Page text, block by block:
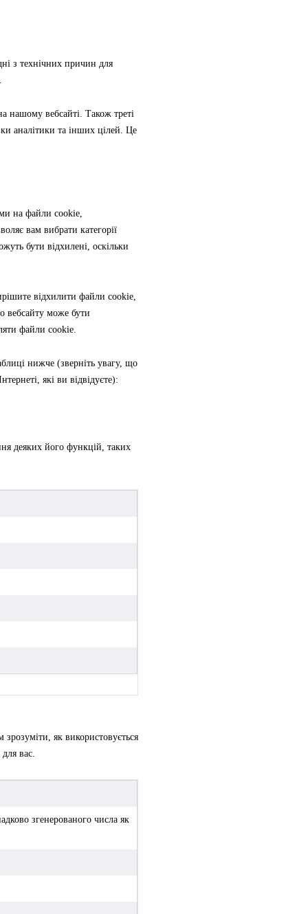
з технічних причин для
нашому вебсайті. Також треті
аналітики та інших цілей. Це
на файли cookie,
вам вибрати категорії
бути відхилені, оскільки
відхилити файли cookie,
вебсайту може бути
файли cookie.
нижче (зверніть увагу, що
які ви відвідуєте):
деяких його функцій, таких
як використовується
вас.
згенерованого числа як